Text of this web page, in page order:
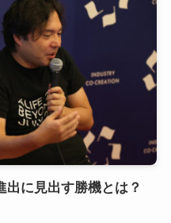
出に見出す勝機とは？